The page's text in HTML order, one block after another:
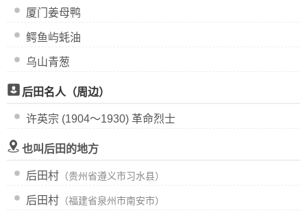
厦门姜母鸭
鳄鱼屿蚝油
乌山青葱
后田名人（周边）
许英宗 (1904～1930) 革命烈士
也叫后田的地方
后田村 （贵州省遵义市习水县）
后田村 （福建省泉州市南安市）